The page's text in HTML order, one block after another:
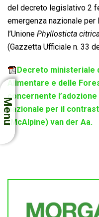
Menu
del decreto legislativo 2
emergenza nazionale per
l’Unione Phyllosticta
(Gazzetta Ufficiale n. 33
Decreto ministeriale
Alimentare e delle
concernente
nazionale per il
(McAlpine) van der Aa.